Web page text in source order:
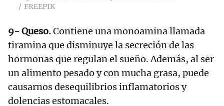
FREEPIK
9- Queso.Contiene una monoamina llamada
tiramina que disminuye la secreción de las
hormonas que regulan el sueño. Además, al ser
un alimento pesado y con mucha grasa, puede
causarnos desequilibrios inflamatorios y
dolencias estomacales.